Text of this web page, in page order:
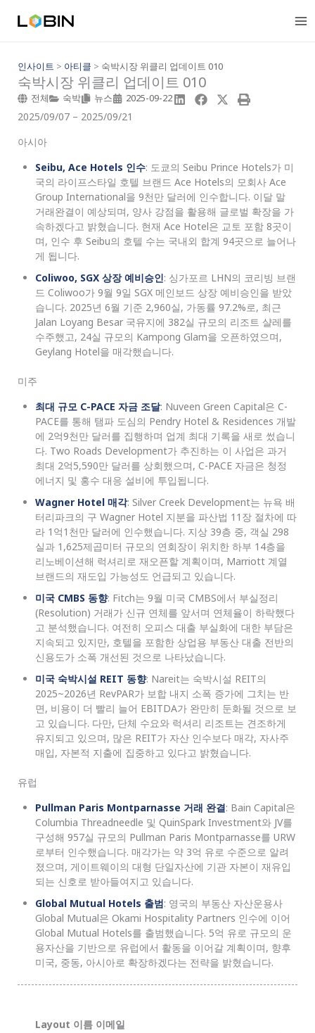
인사이트 > 아티클 > 숙박시장 위클리 업데이트 010
숙박시장 위클리 업데이트 010
전체 숙박 뉴스 2025-09-22
2025/09/07 – 2025/09/21
아시아
Seibu, Ace Hotels 인수: 도쿄의 Seibu Prince Hotels가 미
국의 라이프스타일 호텔 브랜드 Ace Hotels의 모회사 Ace
Group International을 9천만 달러에 인수합니다. 이달 말
거래완결이 예상되며, 양사 강점을 활용해 글로벌 확장을 가
속하겠다고 밝혔습니다. 현재 Ace Hotel은 교토 포함 8곳이
며, 인수 후 Seibu의 호텔 수는 국내외 합계 94곳으로 늘어나
게 됩니다.
Coliwoo, SGX 상장 예비승인: 싱가포르 LHN의 코리빙 브랜
드 Coliwoo가 9월 9일 SGX 메인보드 상장 예비승인을 받았
습니다. 2025년 6월 기준 2,960실, 가동률 97.2%로, 최근
Jalan Loyang Besar 국유지에 382실 규모의 리조트 샬레를
수주했고, 24실 규모의 Kampong Glam을 오픈하였으며,
Geylang Hotel을 매각했습니다.
미주
최대 규모 C-PACE 자금 조달: Nuveen Green Capital은 C-
PACE를 통해 탬파 도심의 Pendry Hotel & Residences 개발
에 2억9천만 달러를 집행하며 업계 최대 기록을 새로 썼습니
다. Two Roads Development가 추진하는 이 사업은 과거
최대 2억5,590만 달러를 상회했으며, C-PACE 자금은 청정
에너지 및 홍수 대응 설비에 투입됩니다.
Wagner Hotel 매각: Silver Creek Development는 뉴욕 배
터리파크의 구 Wagner Hotel 지분을 파산법 11장 절차에 따
라 1억1천만 달러에 인수했습니다. 지상 39층 중, 객실 298
실과 1,625제곱미터 규모의 연회장이 위치한 하부 14층을
리노베이션해 럭셔리로 재오픈할 계획이며, Marriott 계열
브랜드의 재도입 가능성도 언급되고 있습니다.
미국 CMBS 동향: Fitch는 9월 미국 CMBS에서 부실정리
(Resolution) 거래가 신규 연체를 앞서며 연체율이 하락했다
고 분석했습니다. 여전히 오피스 대출 부실화에 대한 부담은
지속되고 있지만, 호텔을 포함한 상업용 부동산 대출 전반의
신용도가 소폭 개선된 것으로 나타났습니다.
미국 숙박시설 REIT 동향: Nareit는 숙박시설 REIT의
2025~2026년 RevPAR가 보합 내지 소폭 증가에 그치는 반
면, 비용이 더 빨리 늘어 EBITDA가 완만히 둔화될 것으로 보
고 있습니다. 다만, 단체 수요와 럭셔리 리조트는 견조하게
유지되고 있으며, 많은 REIT가 자산 인수보다 매각, 자사주
매입, 자본적 지출에 집중하고 있다고 밝혔습니다.
유럽
Pullman Paris Montparnasse 거래 완결: Bain Capital은
Columbia Threadneedle 및 QuinSpark Investment와 JV를
구성해 957실 규모의 Pullman Paris Montparnasse를 URW
로부터 인수했습니다. 매각가는 약 3억 유로 수준으로 알려
졌으며, 게이트웨이의 대형 단일자산에 기관 자본이 재유입
되는 신호로 받아들여지고 있습니다.
Global Mutual Hotels 출범: 영국의 부동산 자산운용사
Global Mutual은 Okami Hospitality Partners 인수에 이어
Global Mutual Hotels를 출범했습니다. 5억 유로 규모의 운
용자산을 기반으로 유럽에서 활동을 이어갈 계획이며, 향후
미국, 중동, 아시아로 확장하겠다는 전략을 밝혔습니다.
Layout 이름 이메일